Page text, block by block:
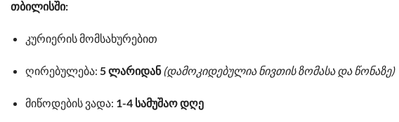
თბილისში:
კურიერის მომსახურებით
ღირებულება: 5 ლარიდან (დამოკიდებულია ნივთის ზომასა და წონაზე)
მიწოდების ვადა: 1-4 სამუშაო დღე